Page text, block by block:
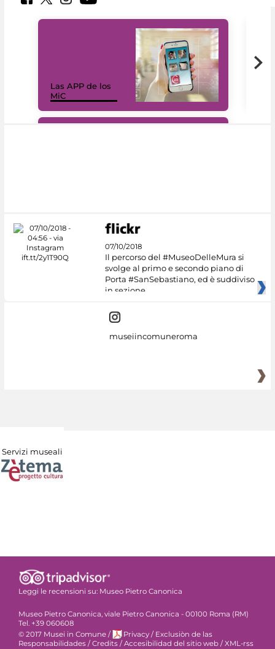
Las APP de los
MiC
07/10/2018
Il percorso del #MuseoDelleMura si
svolge al primo e secondo piano di
Porta #SanSebastiano, ed è suddiviso
in sezione
museiincomuneroma
Servizi museali
Leggi le recensioni su: Museo Pietro Canonica
Museo Pietro Canonica, viale Pietro Canonica - 00100 Roma (RM)
Tel. +39 060608
© 2017 Musei in Comune / Privacy / Exclusiòn de las
Responsabilidades / Credits / Accesibilidad del sitio web / XML-rss